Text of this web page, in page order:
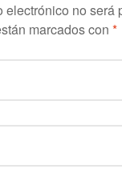
electrónico no será
marcados con *